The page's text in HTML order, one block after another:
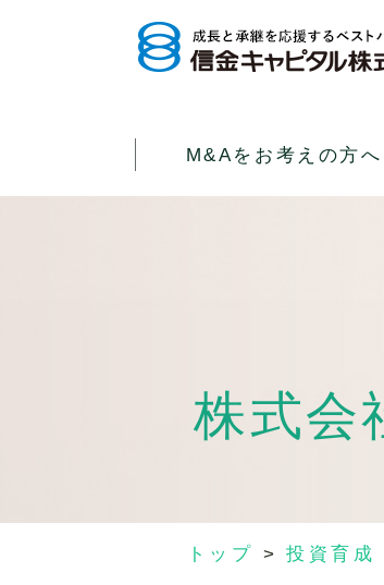
M&Aをお考えの方へ
株式会
トップ >投資育成